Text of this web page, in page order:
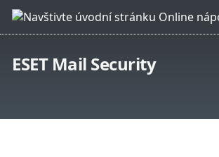
ESET Mail Security